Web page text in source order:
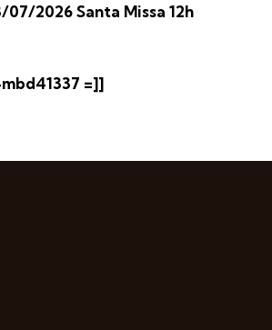
07/2026 Santa Missa 12h
=]]